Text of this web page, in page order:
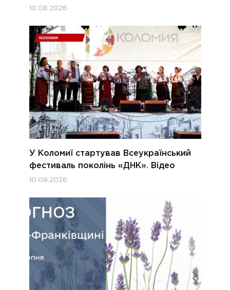
10.08.2026
У Коломиї стартував Всеукраїнський
фестиваль поколінь «ДНК». Відео
10.08.2026